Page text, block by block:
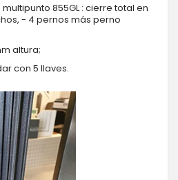
855GL : cierre total en
- 4 pernos más perno
altura;
con 5 llaves.